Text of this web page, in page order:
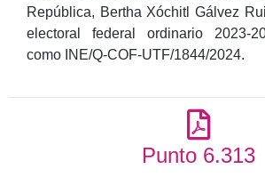
República, Bertha Xóchitl Gálvez
electoral federal ordinario 2023-
como INE/Q-COF-UTF/1844/2024.
Punto 6.313